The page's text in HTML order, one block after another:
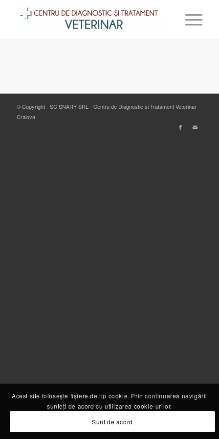
© Copyright - SC SNARY SRL - Centru de Diagnostic si Tratament Veterinar
Craiova
Acest site folosește fișiere de tip cookie. Prin continuarea navigării
sunteți de acord cu utilizarea cookie-urilor.
Sunt de acord